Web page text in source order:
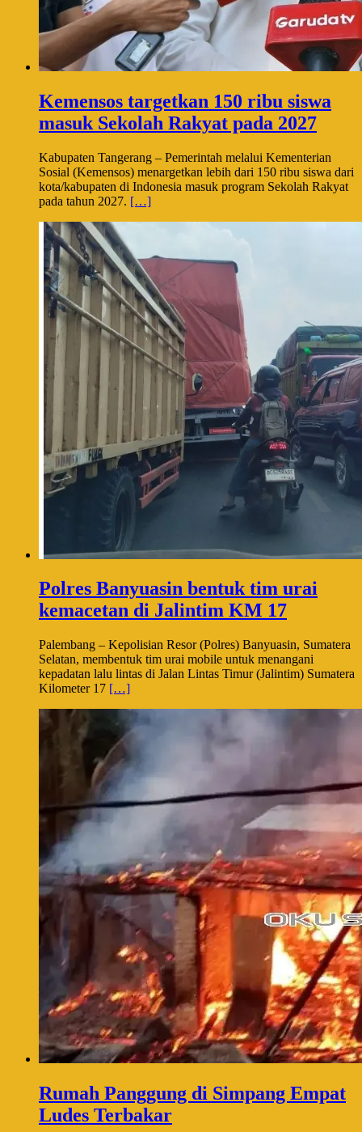
Kemensos targetkan 150 ribu siswa
masuk Sekolah Rakyat pada 2027
Kabupaten Tangerang – Pemerintah melalui Kementerian
Sosial (Kemensos) menargetkan lebih dari 150 ribu siswa dari
kota/kabupaten di Indonesia masuk program Sekolah Rakyat
pada tahun 2027. […]
Polres Banyuasin bentuk tim urai
kemacetan di Jalintim KM 17
Palembang – Kepolisian Resor (Polres) Banyuasin, Sumatera
Selatan, membentuk tim urai mobile untuk menangani
kepadatan lalu lintas di Jalan Lintas Timur (Jalintim) Sumatera
Kilometer 17 […]
Rumah Panggung di Simpang Empat
Ludes Terbakar